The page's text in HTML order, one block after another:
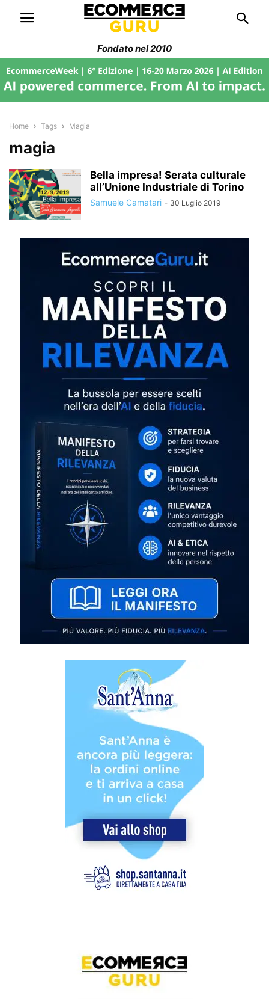
Fondato nel 2010
Home Tags Magia
magia
Bella impresa! Serata culturale
all’Unione Industriale di Torino
Samuele Camatari - 30 Luglio 2019